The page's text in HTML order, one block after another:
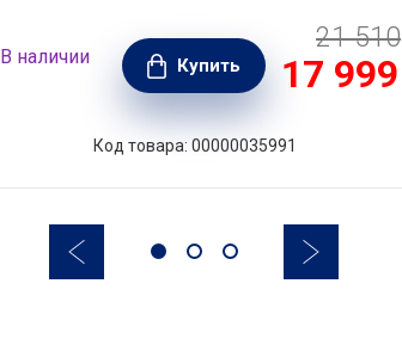
В наличии Купить
21 510
17 999
Код товара: 00000035991